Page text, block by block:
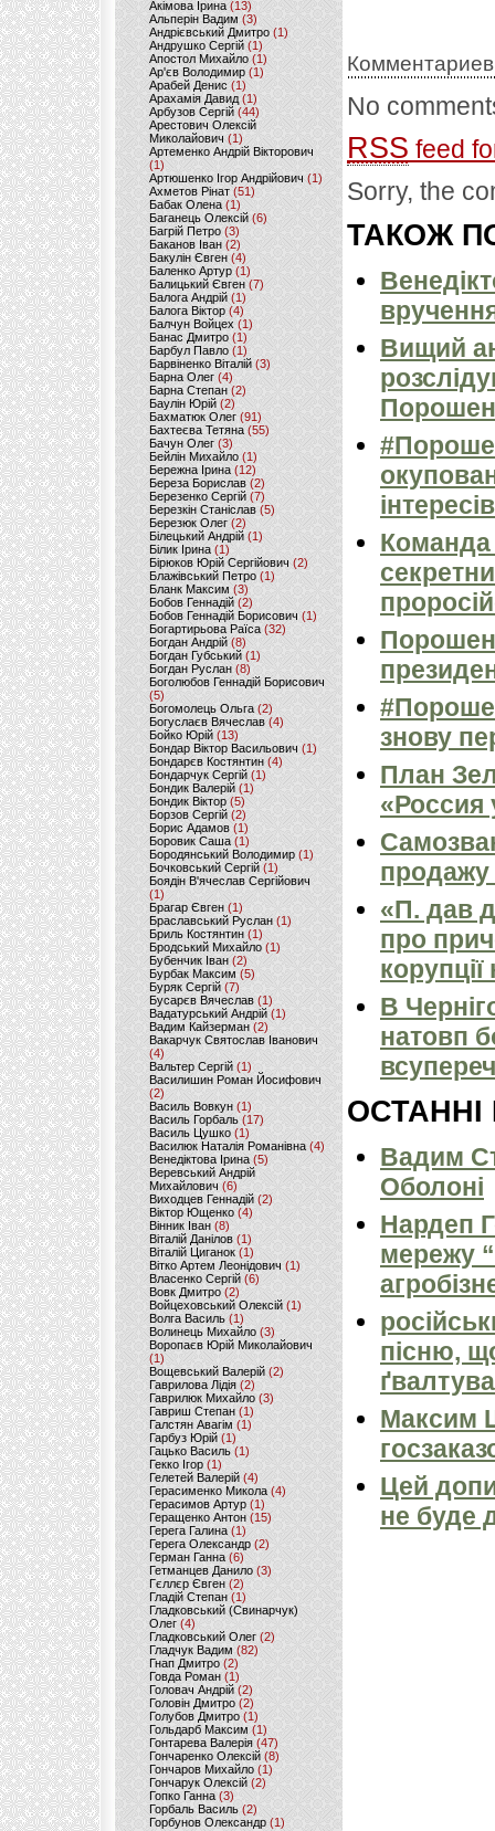
Акімова Ірина(13)
Альперін Вадим (3)
Андрієвський Дмитро(1)
Андрушко Сергій(1)
Апостол Михайло(1)
Ар'єв Володимир (1)
Арабей Денис(1)
Арахамія Давид (1)
Арбузов Сергій (44)
Арестович Олексій
Миколайович(1)
Артеменко Андрій Вікторович
(1)
Артюшенко Ігор Андрійович(1)
Ахметов Рінат(51)
Бабак Олена(1)
Баганець Олексій(6)
Багрій Петро (3)
Баканов Іван(2)
Бакулін Євген (4)
Баленко Артур(1)
Балицький Євген(7)
Балога Андрій (1)
Балога Віктор (4)
Балчун Войцех (1)
Банас Дмитро (1)
Барбул Павло(1)
Барвіненко Віталій(3)
Барна Олег (4)
Барна Степан (2)
Баулін Юрій (2)
Бахматюк Олег (91)
Бахтеєва Тетяна(55)
Бачун Олег (3)
Бейлін Михайло (1)
Бережна Ірина(12)
Береза Борислав(2)
Березенко Сергій (7)
Березкін Станіслав (5)
Березюк Олег(2)
Білецький Андрій (1)
Білик Ірина (1)
Бірюков Юрій Сергійович (2)
Блажівський Петро (1)
Бланк Максим(3)
Бобов Геннадій (2)
Бобов Геннадій Борисович (1)
Богартирьова Раїса (32)
Богдан Андрій(8)
Богдан Губський (1)
Богдан Руслан(8)
Боголюбов Геннадій Борисович
(5)
Богомолець Ольга (2)
Богуслаєв Вячеслав (4)
Бойко Юрій (13)
Бондар Віктор Васильович (1)
Бондарєв Костянтин (4)
Бондарчук Сергій(1)
Бондик Валерій (1)
Бондик Віктор(5)
Борзов Сергiй (2)
Борис Адамов(1)
Боровик Саша (1)
Бородянський Володимир (1)
Бочковський Сергій (1)
Боядін В'ячеслав Сергійович
(1)
Брагар Євген (1)
Браславський Руслан (1)
Бриль Костянтин (1)
Бродський Михайло (1)
Бубенчик Іван(2)
Бурбак Максим (5)
Буряк Сергій (7)
Бусарєв Вячеслав (1)
Вадатурський Андрій (1)
Вадим Кайзерман (2)
Вакарчук Святослав Іванович
(4)
Вальтер Сергій (1)
Василишин Роман Йосифович
(2)
Василь Вовкун (1)
Василь Горбаль (17)
Василь Цушко (1)
Василюк Наталія Романівна (4)
Венедіктова Ірина(5)
Веревський Андрій
Михайлович (6)
Виходцев Геннадій (2)
Віктор Ющенко (4)
Вінник Іван (8)
Віталій Данілов (1)
Віталій Циганок (1)
Вітко Артем Леонідович(1)
Власенко Сергій (6)
Вовк Дмитро(2)
Войцеховський Олексій(1)
Волга Василь (1)
Волинець Михайло (3)
Воропаєв Юрій Миколайович
(1)
Вощевський Валерій(2)
Гаврилова Лідія (2)
Гаврилюк Михайло (3)
Гавриш Степан (1)
Галстян Авагім (1)
Гарбуз Юрій (1)
Гацько Василь (1)
Гекко Ігор(1)
Гелетей Валерій (4)
Герасименко Микола (4)
Герасимов Артур (1)
Геращенко Антон(15)
Герега Галина (1)
Герега Олександр (2)
Герман Ганна (6)
Гетманцев Данило (3)
Гєллєр Євген (2)
Гладій Степан(1)
Гладковський (Свинарчук)
Олег (4)
Гладковський Олег (2)
Гладчук Вадим (82)
Гнап Дмитро (2)
Говда Роман(1)
Головач Андрій (2)
Головін Дмитро (2)
Голубов Дмитро (1)
Гольдарб Максим(1)
Гонтарева Валерія (47)
Гончаренко Олексій(8)
Гончаров Михайло (1)
Гончарук Олексій (2)
Гопко Ганна (3)
Горбаль Василь (2)
Горбунов Олександр (1)
No
RSS feed
Sorry, the
ТАКОЖ
Вищий
інтересів
Команда
знову
План
продажу
«П. дав
про
В
натовп
ОСТАННІ
Вадим
Оболоні
Нардеп
мережу
пісню,
Максим
Цей
не буде